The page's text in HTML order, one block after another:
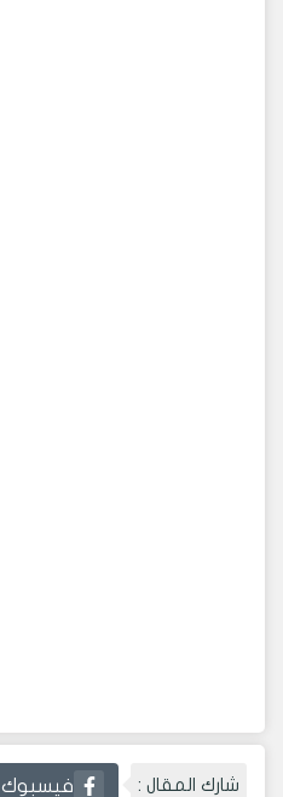
شارك المقال : فيسبوك